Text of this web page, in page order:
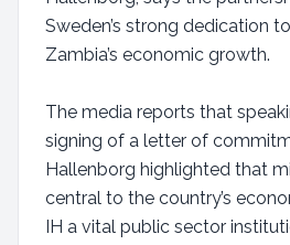
Sweden’s strong dedication
Zambia’s economic growth.
The media reports that
signing of a letter of
Hallenborg highlighted that
central to the country’s
IH a vital public sector